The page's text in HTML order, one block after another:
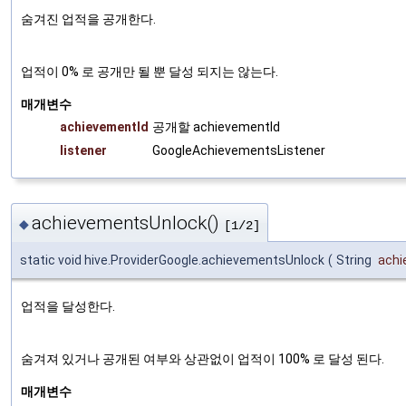
숨겨진 업적을 공개한다.
업적이 0% 로 공개만 될 뿐 달성 되지는 않는다.
매개변수
achievementId 공개할 achievementId
listener
GoogleAchievementsListener
◆achievementsUnlock() [1/2]
static void hive.ProviderGoogle.achievementsUnlock ( String
업적을 달성한다.
숨겨져 있거나 공개된 여부와 상관없이 업적이 100% 로 달성 된다.
매개변수